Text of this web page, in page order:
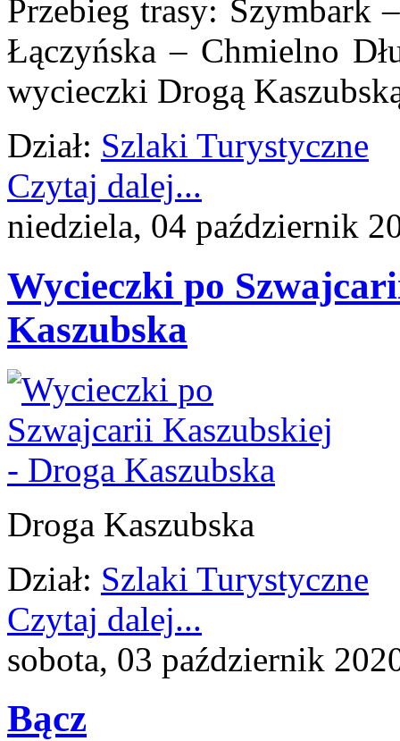
Przebieg trasy: Szymbark
Łączyńska – Chmielno
wycieczki Drogą
Dział: Szlaki Turystyczne
Czytaj dalej...
niedziela, 04 październik
Wycieczki po
Kaszubska
Droga Kaszubska
Dział: Szlaki Turystyczne
Czytaj dalej...
sobota, 03 październik
Bącz